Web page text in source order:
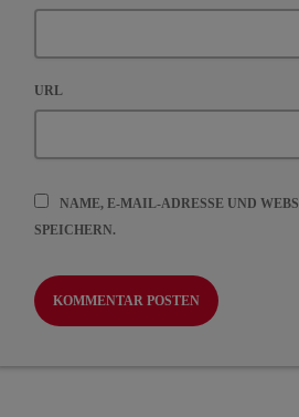
URL
NAME, E-MAIL-ADRESSE UND
SPEICHERN.